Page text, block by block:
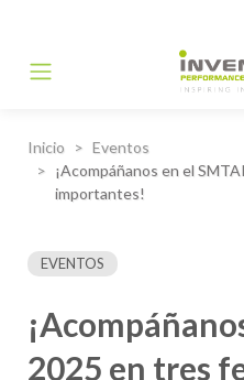
Main
Inicio
Eventos
¡Acompáñanos en el
importantes!
EVENTOS
2025 en tres